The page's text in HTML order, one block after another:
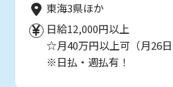
東海3県ほか
日給12,000円以上
☆月40万円以上可（月26日
※日払・週払有！